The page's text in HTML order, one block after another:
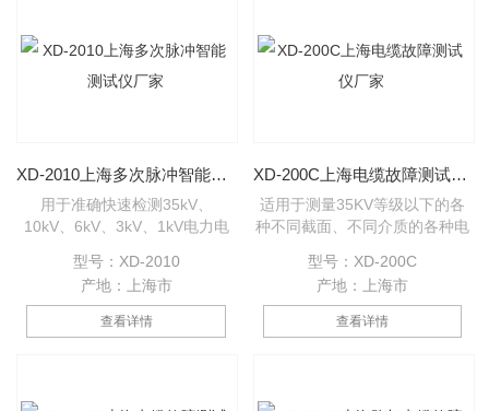
故障类型，于实际故障同等效
果。 XD-200A电缆故障测试仪
主机
XD-2010上海多次脉冲智能测试仪厂家
用于准确快速检测35kV、
10kV、6kV、3kV、1kV电力电
有类型故障；及其他类型两芯以
上（包括同轴）电缆（线）的低
阻、开路故障；显示电缆中间接
头位置；校正测试波速度，校准
故障类型，于实际故障同等效
型号：XD-2010
产地：上海市
查看详情
XD-200C上海电缆故障测试仪厂家
适用于测量35KV等级以下的各
种不同截面、不同介质的各种电
缆的低阻、高阻、短路、开路、
以及高阻泄漏和高阻闪络性故
障；
型号：XD-200C
产地：上海市
查看详情